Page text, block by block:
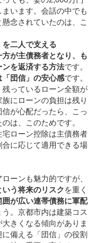
います。会話の中でも
懸念されていたのは、こ
二人で支える
方が主債務者となり、も
ンを返済する方法です。
「団信」の安心感です。
っているローン全額が
にローンの負担は残り
が心配だったら、こっ
は、このためです。
ローン控除は主債務者
に応じて適用できる場
ーンも魅力的ですが、
いう将来のリスク を重く
囲が広い連帯債務に軍配
。京都市内は建築コス
きくなる傾向がありま
備える「団信」の役割